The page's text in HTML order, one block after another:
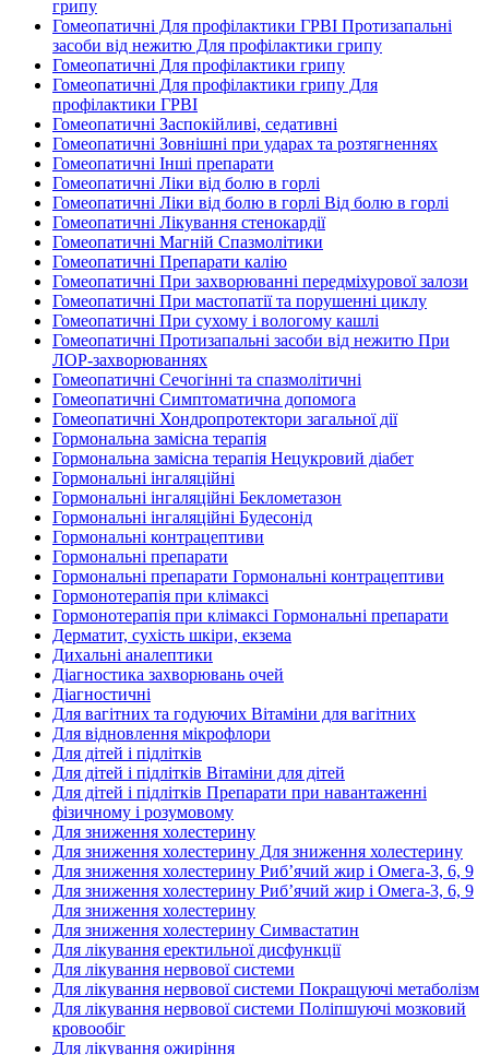
грипу
Гомеопатичні Для профілактики ГРВІ Протизапальні
засоби від нежитю Для профілактики грипу
Гомеопатичні Для профілактики грипу
Гомеопатичні Для профілактики грипу Для
профілактики ГРВІ
Гомеопатичні Заспокійливі, седативні
Гомеопатичні Зовнішні при ударах та розтягненнях
Гомеопатичні Інші препарати
Гомеопатичні Ліки від болю в горлі
Гомеопатичні Ліки від болю в горлі Від болю в горлі
Гомеопатичні Лікування стенокардії
Гомеопатичні Магній Спазмолітики
Гомеопатичні Препарати калію
Гомеопатичні При захворюванні передміхурової залози
Гомеопатичні При мастопатії та порушенні циклу
Гомеопатичні При сухому і вологому кашлі
Гомеопатичні Протизапальні засоби від нежитю При
ЛОР-захворюваннях
Гомеопатичні Сечогінні та спазмолітичні
Гомеопатичні Симптоматична допомога
Гомеопатичні Хондропротектори загальної дії
Гормональна замісна терапія
Гормональна замісна терапія Нецукровий діабет
Гормональні інгаляційні
Гормональні інгаляційні Беклометазон
Гормональні інгаляційні Будесонід
Гормональні контрацептиви
Гормональні препарати
Гормональні препарати Гормональні контрацептиви
Гормонотерапія при клімаксі
Гормонотерапія при клімаксі Гормональні препарати
Дерматит, сухість шкіри, екзема
Дихальні аналептики
Діагностика захворювань очей
Діагностичні
Для вагітних та годуючих Вітаміни для вагітних
Для відновлення мікрофлори
Для дітей і підлітків
Для дітей і підлітків Вітаміни для дітей
Для дітей і підлітків Препарати при навантаженні
фізичному і розумовому
Для зниження холестерину
Для зниження холестерину Для зниження холестерину
Для зниження холестерину Риб’ячий жир і Омега-3, 6, 9
Для зниження холестерину Риб’ячий жир і Омега-3, 6, 9
Для зниження холестерину
Для зниження холестерину Симвастатин
Для лікування еректильної дисфункції
Для лікування нервової системи
Для лікування нервової системи Покращуючі метаболізм
Для лікування нервової системи Поліпшуючі мозковий
кровообіг
Для лікування ожиріння